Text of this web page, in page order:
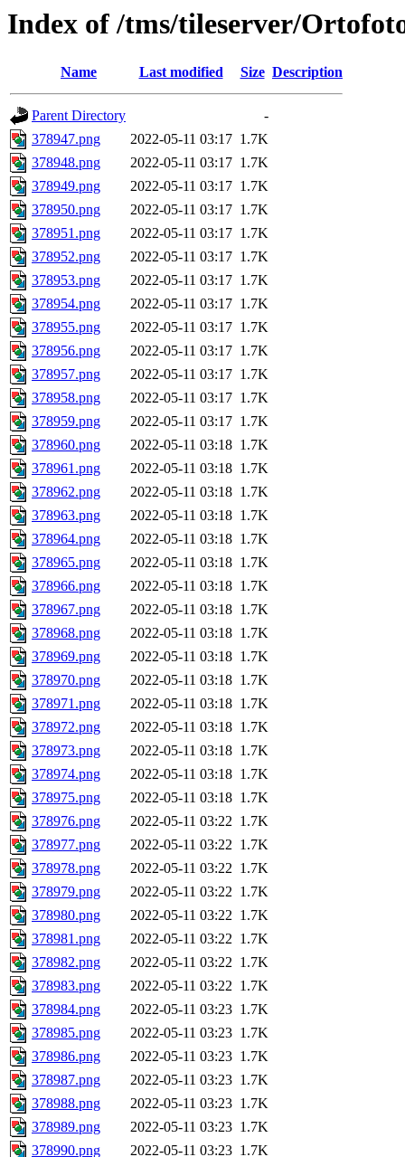
Index of /tms/tileserver/
Name Last modified Size Description
Parent Directory
-
378947.png
2022-05-11 03:17 1.7K
378948.png
2022-05-11 03:17 1.7K
378949.png
2022-05-11 03:17 1.7K
378950.png
2022-05-11 03:17 1.7K
378951.png
2022-05-11 03:17 1.7K
378952.png
2022-05-11 03:17 1.7K
378953.png
2022-05-11 03:17 1.7K
378954.png
2022-05-11 03:17 1.7K
378955.png
2022-05-11 03:17 1.7K
378956.png
2022-05-11 03:17 1.7K
378957.png
2022-05-11 03:17 1.7K
378958.png
2022-05-11 03:17 1.7K
378959.png
2022-05-11 03:17 1.7K
378960.png
2022-05-11 03:18 1.7K
378961.png
2022-05-11 03:18 1.7K
378962.png
2022-05-11 03:18 1.7K
378963.png
2022-05-11 03:18 1.7K
378964.png
2022-05-11 03:18 1.7K
378965.png
2022-05-11 03:18 1.7K
378966.png
2022-05-11 03:18 1.7K
378967.png
2022-05-11 03:18 1.7K
378968.png
2022-05-11 03:18 1.7K
378969.png
2022-05-11 03:18 1.7K
378970.png
2022-05-11 03:18 1.7K
378971.png
2022-05-11 03:18 1.7K
378972.png
2022-05-11 03:18 1.7K
378973.png
2022-05-11 03:18 1.7K
378974.png
2022-05-11 03:18 1.7K
378975.png
2022-05-11 03:18 1.7K
378976.png
2022-05-11 03:22 1.7K
378977.png
2022-05-11 03:22 1.7K
378978.png
2022-05-11 03:22 1.7K
378979.png
2022-05-11 03:22 1.7K
378980.png
2022-05-11 03:22 1.7K
378981.png
2022-05-11 03:22 1.7K
378982.png
2022-05-11 03:22 1.7K
378983.png
2022-05-11 03:22 1.7K
378984.png
2022-05-11 03:23 1.7K
378985.png
2022-05-11 03:23 1.7K
378986.png
2022-05-11 03:23 1.7K
378987.png
2022-05-11 03:23 1.7K
378988.png
2022-05-11 03:23 1.7K
378989.png
2022-05-11 03:23 1.7K
378990.png
2022-05-11 03:23 1.7K